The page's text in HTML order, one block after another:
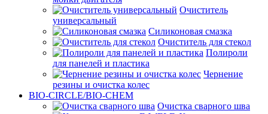
Очиститель
универсальный
Силиконовая смазка
Очиститель для стекол
Полироли
для панелей и пластика
Чернение
резины и очистка колес
BIO-CIRCLE/BIO-CHEM
Очистка сварного шва